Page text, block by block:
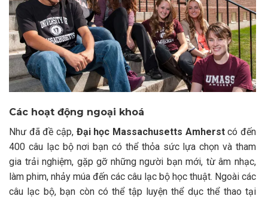
Các hoạt động ngoại khoá
Như đã đề cập, Đại học Massachusetts Amherstcó đến
400 câu lạc bộ nơi bạn có thể thỏa sức lựa chọn và tham
gia trải nghiệm, gặp gỡ những người bạn mới, từ âm nhạc,
làm phim, nhảy múa đến các câu lạc bộ học thuật. Ngoài các
câu lạc bộ, bạn còn có thể tập luyện thể dục thể thao tại